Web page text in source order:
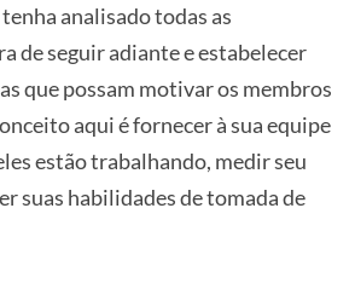
analisado todas as
de seguir adiante e estabelecer
que possam motivar os membros
aqui é fornecer à sua equipe
estão trabalhando, medir seu
suas habilidades de tomada de